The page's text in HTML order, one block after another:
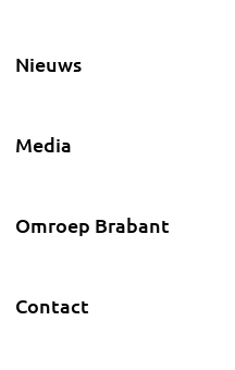
Nieuws
Media
Omroep Brabant
Contact